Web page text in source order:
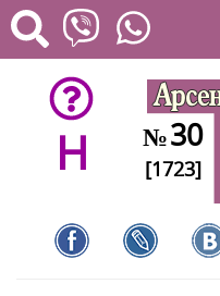
H №30
[1723]